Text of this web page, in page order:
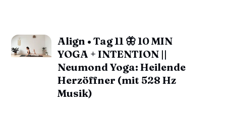
Align • Tag 11 🦋 10 MIN
YOGA + INTENTION ||
Neumond Yoga: Heilende
Herzöffner (mit 528 Hz
Musik)